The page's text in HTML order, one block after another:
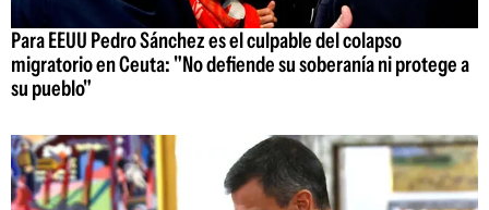
Para EEUU Pedro Sánchez es el culpable del colapso
migratorio en Ceuta: "No defiende su soberanía ni protege a
su pueblo"